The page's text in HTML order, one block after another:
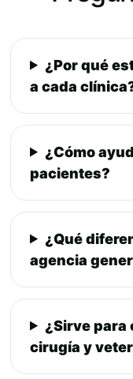
¿Por qué
a cada
¿Cómo
pacientes?
¿Qué
agencia
¿Sirve
cirugía y